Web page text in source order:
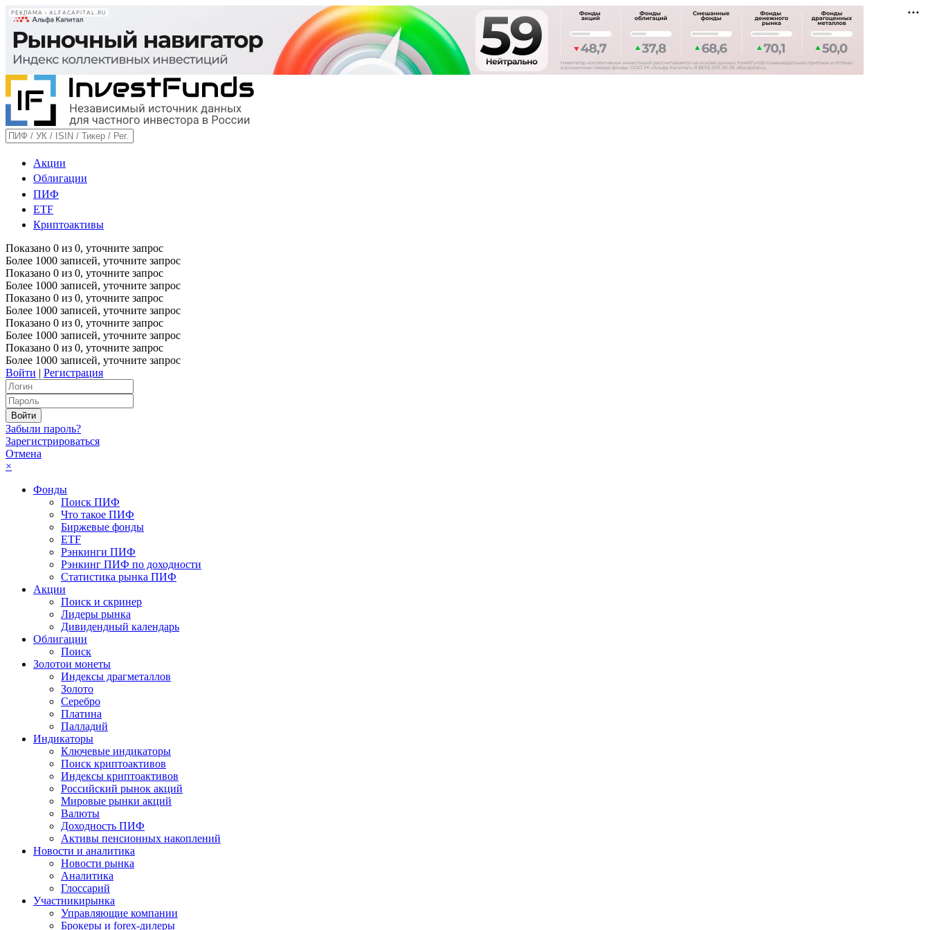
РЕКЛАМА • ALFACAPITAL.RU
Акции
Облигации
ПИФ
ETF
Криптоактивы
Показано 0 из 0, уточните запрос
Более 1000 записей, уточните запрос
Показано 0 из 0, уточните запрос
Более 1000 записей, уточните запрос
Показано 0 из 0, уточните запрос
Более 1000 записей, уточните запрос
Показано 0 из 0, уточните запрос
Более 1000 записей, уточните запрос
Показано 0 из 0, уточните запрос
Более 1000 записей, уточните запрос
Войти | Регистрация
Забыли пароль?
Зарегистрироваться
Отмена
×
Фонды
Поиск ПИФ
Что такое ПИФ
Биржевые фонды
ETF
Рэнкинги ПИФ
Рэнкинг ПИФ по доходности
Статистика рынка ПИФ
Акции
Поиск и скринер
Лидеры рынка
Дивидендный календарь
Облигации
Поиск
Золотои монеты
Индексы драгметаллов
Золото
Серебро
Платина
Палладий
Индикаторы
Ключевые индикаторы
Поиск криптоактивов
Индексы криптоактивов
Российский рынок акций
Мировые рынки акций
Валюты
Доходность ПИФ
Активы пенсионных накоплений
Новости и аналитика
Новости рынка
Аналитика
Глоссарий
Участникирынка
Управляющие компании
Брокеры и forex-дилеры